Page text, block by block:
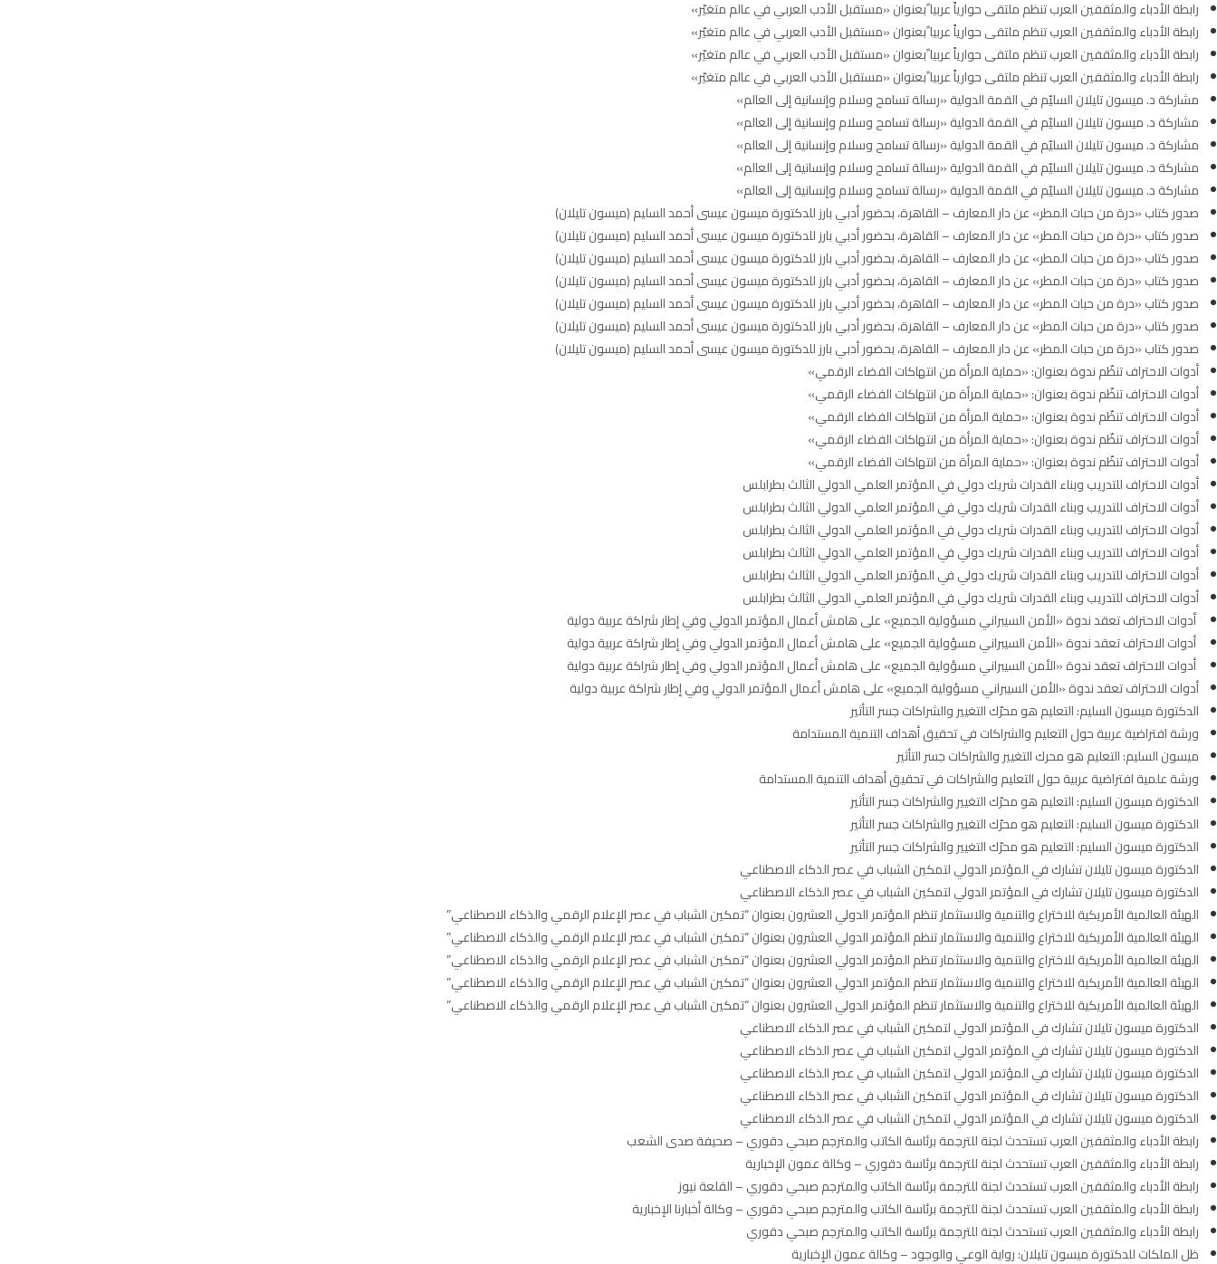
رابطة الأدباء والمثقفين العرب تنظم ملتقى حوارياً عربيا ًبعنوان «مستقبل الأدب العربي في عالم متغيّر»
رابطة الأدباء والمثقفين العرب تنظم ملتقى حوارياً عربيا ًبعنوان «مستقبل الأدب العربي في عالم متغيّر»
رابطة الأدباء والمثقفين العرب تنظم ملتقى حوارياً عربيا ًبعنوان «مستقبل الأدب العربي في عالم متغيّر»
رابطة الأدباء والمثقفين العرب تنظم ملتقى حوارياً عربيا ًبعنوان «مستقبل الأدب العربي في عالم متغيّر»
مشاركة د. ميسون تليلان السليّم في القمة الدولية «رسالة تسامح وسلام وإنسانية إلى العالم»
مشاركة د. ميسون تليلان السليّم في القمة الدولية «رسالة تسامح وسلام وإنسانية إلى العالم»
مشاركة د. ميسون تليلان السليّم في القمة الدولية «رسالة تسامح وسلام وإنسانية إلى العالم»
مشاركة د. ميسون تليلان السليّم في القمة الدولية «رسالة تسامح وسلام وإنسانية إلى العالم»
مشاركة د. ميسون تليلان السليّم في القمة الدولية «رسالة تسامح وسلام وإنسانية إلى العالم»
صدور كتاب «درة من حبات المطر» عن دار المعارف – القاهرة، بحضور أدبي بارز للدكتورة ميسون عيسى أحمد السليم (ميسون تليلان)
صدور كتاب «درة من حبات المطر» عن دار المعارف – القاهرة، بحضور أدبي بارز للدكتورة ميسون عيسى أحمد السليم (ميسون تليلان)
صدور كتاب «درة من حبات المطر» عن دار المعارف – القاهرة، بحضور أدبي بارز للدكتورة ميسون عيسى أحمد السليم (ميسون تليلان)
صدور كتاب «درة من حبات المطر» عن دار المعارف – القاهرة، بحضور أدبي بارز للدكتورة ميسون عيسى أحمد السليم (ميسون تليلان)
صدور كتاب «درة من حبات المطر» عن دار المعارف – القاهرة، بحضور أدبي بارز للدكتورة ميسون عيسى أحمد السليم (ميسون تليلان)
صدور كتاب «درة من حبات المطر» عن دار المعارف – القاهرة، بحضور أدبي بارز للدكتورة ميسون عيسى أحمد السليم (ميسون تليلان)
صدور كتاب «درة من حبات المطر» عن دار المعارف – القاهرة، بحضور أدبي بارز للدكتورة ميسون عيسى أحمد السليم (ميسون تليلان)
أدوات الاحتراف تنظّم ندوة بعنوان: «حماية المرأة من انتهاكات الفضاء الرقمي»
أدوات الاحتراف تنظّم ندوة بعنوان: «حماية المرأة من انتهاكات الفضاء الرقمي»
أدوات الاحتراف تنظّم ندوة بعنوان: «حماية المرأة من انتهاكات الفضاء الرقمي»
أدوات الاحتراف تنظّم ندوة بعنوان: «حماية المرأة من انتهاكات الفضاء الرقمي»
أدوات الاحتراف تنظّم ندوة بعنوان: «حماية المرأة من انتهاكات الفضاء الرقمي»
أدوات الاحتراف للتدريب وبناء القدرات شريك دولي في المؤتمر العلمي الدولي الثالث بطرابلس
أدوات الاحتراف للتدريب وبناء القدرات شريك دولي في المؤتمر العلمي الدولي الثالث بطرابلس
أدوات الاحتراف للتدريب وبناء القدرات شريك دولي في المؤتمر العلمي الدولي الثالث بطرابلس
أدوات الاحتراف للتدريب وبناء القدرات شريك دولي في المؤتمر العلمي الدولي الثالث بطرابلس
أدوات الاحتراف للتدريب وبناء القدرات شريك دولي في المؤتمر العلمي الدولي الثالث بطرابلس
أدوات الاحتراف للتدريب وبناء القدرات شريك دولي في المؤتمر العلمي الدولي الثالث بطرابلس
أدوات الاحتراف تعقد ندوة «الأمن السيبراني مسؤولية الجميع» على هامش أعمال المؤتمر الدولي وفي إطار شراكة عربية دولية
أدوات الاحتراف تعقد ندوة «الأمن السيبراني مسؤولية الجميع» على هامش أعمال المؤتمر الدولي وفي إطار شراكة عربية دولية
أدوات الاحتراف تعقد ندوة «الأمن السيبراني مسؤولية الجميع» على هامش أعمال المؤتمر الدولي وفي إطار شراكة عربية دولية
أدوات الاحتراف تعقد ندوة «الأمن السيبراني مسؤولية الجميع» على هامش أعمال المؤتمر الدولي وفي إطار شراكة عربية دولية
الدكتورة ميسون السليم: التعليم هو محرّك التغيير والشراكات جسر التأثير
ورشة افتراضية عربية حول التعليم والشراكات في تحقيق أهداف التنمية المستدامة
ميسون السليم: التعليم هو محرك التغيير والشراكات جسر التأثير
ورشة علمية افتراضية عربية حول التعليم والشراكات في تحقيق أهداف التنمية المستدامة
الدكتورة ميسون السليم: التعليم هو محرّك التغيير والشراكات جسر التأثير
الدكتورة ميسون السليم: التعليم هو محرّك التغيير والشراكات جسر التأثير
الدكتورة ميسون السليم: التعليم هو محرّك التغيير والشراكات جسر التأثير
الدكتورة ميسون تليلان تشارك في المؤتمر الدولي لتمكين الشباب في عصر الذكاء الاصطناعي
الدكتورة ميسون تليلان تشارك في المؤتمر الدولي لتمكين الشباب في عصر الذكاء الاصطناعي
الهيئة العالمية الأمريكية للاختراع والتنمية والاستثمار تنظم المؤتمر الدولي العشرون بعنوان “تمكين الشباب في عصر الإعلام الرقمي والذكاء الاصطناعي”
الهيئة العالمية الأمريكية للاختراع والتنمية والاستثمار تنظم المؤتمر الدولي العشرون بعنوان “تمكين الشباب في عصر الإعلام الرقمي والذكاء الاصطناعي”
الهيئة العالمية الأمريكية للاختراع والتنمية والاستثمار تنظم المؤتمر الدولي العشرون بعنوان “تمكين الشباب في عصر الإعلام الرقمي والذكاء الاصطناعي”
الهيئة العالمية الأمريكية للاختراع والتنمية والاستثمار تنظم المؤتمر الدولي العشرون بعنوان “تمكين الشباب في عصر الإعلام الرقمي والذكاء الاصطناعي”
الهيئة العالمية الأمريكية للاختراع والتنمية والاستثمار تنظم المؤتمر الدولي العشرون بعنوان “تمكين الشباب في عصر الإعلام الرقمي والذكاء الاصطناعي”
الدكتورة ميسون تليلان تشارك في المؤتمر الدولي لتمكين الشباب في عصر الذكاء الاصطناعي
الدكتورة ميسون تليلان تشارك في المؤتمر الدولي لتمكين الشباب في عصر الذكاء الاصطناعي
الدكتورة ميسون تليلان تشارك في المؤتمر الدولي لتمكين الشباب في عصر الذكاء الاصطناعي
الدكتورة ميسون تليلان تشارك في المؤتمر الدولي لتمكين الشباب في عصر الذكاء الاصطناعي
الدكتورة ميسون تليلان تشارك في المؤتمر الدولي لتمكين الشباب في عصر الذكاء الاصطناعي
رابطة الأدباء والمثقفين العرب تستحدث لجنة للترجمة برئاسة الكاتب والمترجم صبحي دقوري – صحيفة صدى الشعب
رابطة الأدباء والمثقفين العرب تستحدث لجنة للترجمة برئاسة دقوري – وكالة عمون الإخبارية
رابطة الأدباء والمثقفين العرب تستحدث لجنة للترجمة برئاسة الكاتب والمترجم صبحي دقوري – القلعة نيوز
رابطة الأدباء والمثقفين العرب تستحدث لجنة للترجمة برئاسة الكاتب والمترجم صبحي دقوري – وكالة أخبارنا الإخبارية
رابطة الأدباء والمثقفين العرب تستحدث لجنة للترجمة برئاسة الكاتب والمترجم صبحي دقوري
ظل الملكات للدكتورة ميسون تليلان: رواية الوعي والوجود – وكالة عمون الإخبارية